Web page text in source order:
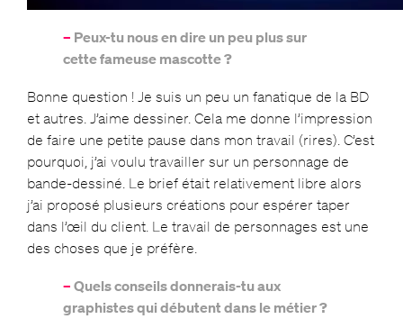
– Peux-tu nous en dire un peu plus sur
cette fameuse mascotte ?
Bonne question ! Je suis un peu un fanatique de la BD
et autres. J’aime dessiner. Cela me donne l’impression
de faire une petite pause dans mon travail (rires). C’est
pourquoi, j’ai voulu travailler sur un personnage de
bande-dessiné. Le brief était relativement libre alors
j’ai proposé plusieurs créations pour espérer taper
dans l’œil du client. Le travail de personnages est une
des choses que je préfère.
– Quels conseils donnerais-tu aux
graphistes qui débutent dans le métier ?